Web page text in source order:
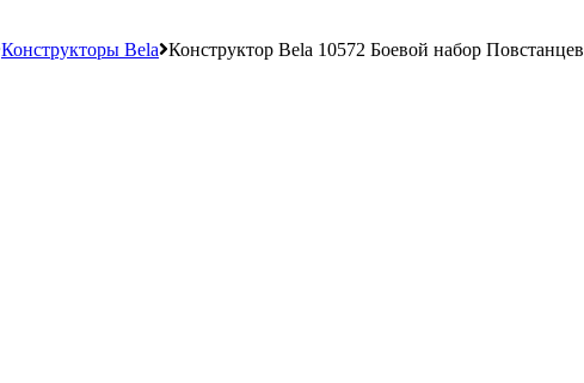
Конструкторы Bela Конструктор Bela 10572 Боевой набор Повстанцев